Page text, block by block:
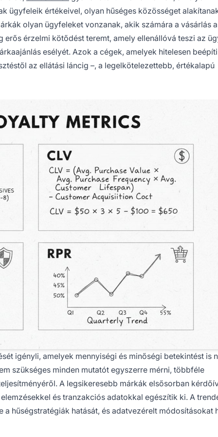
ügyfeleik értékeivel, olyan hűséges közösséget
olyan ügyfeleket vonzanak, akik számára a vásárlás
erős érzelmi kötődést teremt, amely ellenállóvá teszi az
esélyét. Azok a cégek, amelyek hitelesen
az ellátási láncig –, a legelkötelezettebb, értékalapú
igényli, amelyek mennyiségi és minőségi betekintést is
szükséges minden mutatót egyszerre mérni, többféle
A legsikeresebb márkák elsősorban
és tranzakciós adatokkal egészítik ki. A
hűségstratégiák hatását, és adatvezérelt módosításokat